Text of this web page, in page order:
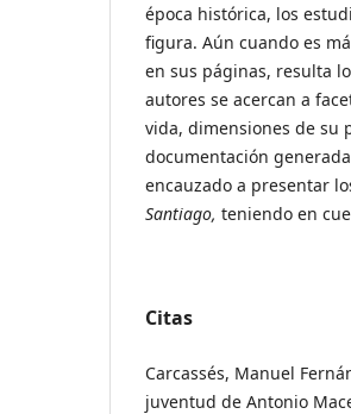
época histórica, los
figura. Aún cuando es
en sus páginas, resulta
autores se acercan a
vida, dimensiones de su
documentación
encauzado a presentar
Santiago, teniendo en
Citas
Carcassés, Manuel
juventud de Antonio